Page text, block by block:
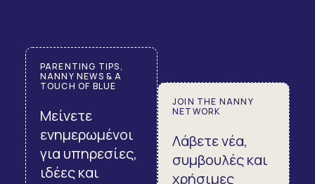
PARENTING TIPS,
NANNY NEWS & A
TOUCH OF BLUE
Μείνετε
ενημερωμένοι
για υπηρεσίες,
ιδέες και
JOIN THE NANNY
NETWORK
Λάβετε νέα,
συμβουλές και
χρήσιμες